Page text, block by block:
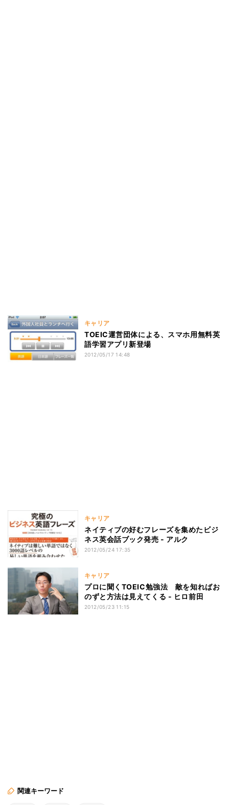
キャリア
TOEIC運営団体による、スマホ用無料英
語学習アプリ新登場
2012/05/17 14:48
キャリア
ネイティブの好むフレーズを集めたビジ
ネス英会話ブック発売 - アルク
2012/05/24 17:35
キャリア
プロに聞くTOEIC勉強法 敵を知ればお
のずと方法は見えてくる - ヒロ前田
2012/05/23 11:15
関連キーワード